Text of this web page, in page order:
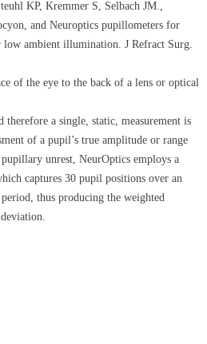
KP, Kremmer S, Selbach JM.,
and Neuroptics pupillometers for
low ambient illumination. J Refract Surg.
of the eye to the back of a lens or optical
a single, static, measurement is
of a pupil’s true amplitude or range
unrest, NeurOptics employs a
captures 30 pupil positions over an
thus producing the weighted